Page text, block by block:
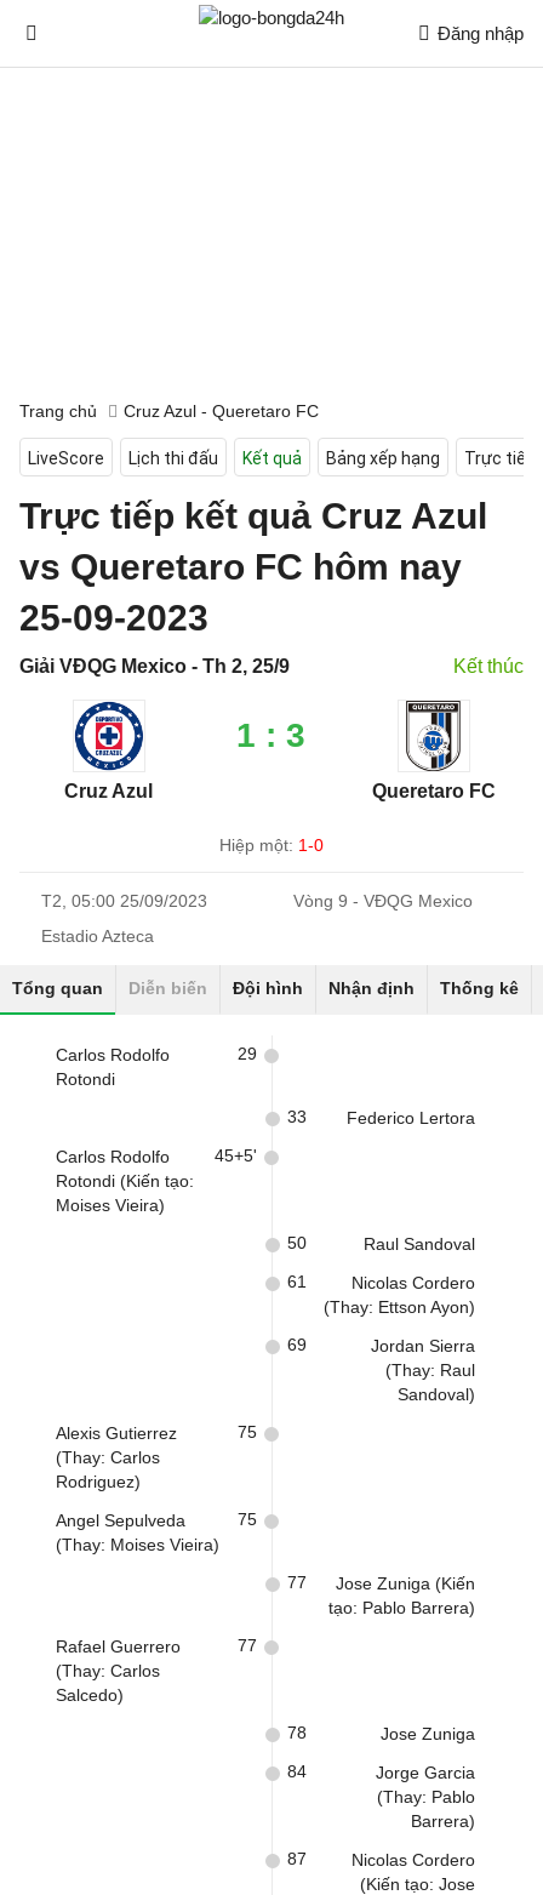
Đăng nhập
Trang chủ Cruz Azul - Queretaro FC
LiveScore Lịch thi đấu Kết quả Bảng xếp hạng Trực tiếp
Trực tiếp kết quả Cruz Azul
vs Queretaro FC hôm nay
25-09-2023
Giải VĐQG Mexico - Th 2, 25/9 Kết thúc
Cruz Azul
1 : 3
Queretaro FC
Hiệp một: 1-0
T2, 05:00 25/09/2023
Vòng 9 - VĐQG Mexico
Estadio Azteca
Tổng quan Diễn biến Đội hình Nhận định Thống kê
Carlos Rodolfo
Rotondi
29
Federico Lertora
33
Carlos Rodolfo
Rotondi (Kiến tạo:
Moises Vieira)
45+5'
Raul Sandoval
50
Nicolas Cordero
(Thay: Ettson Ayon)
61
Jordan Sierra
(Thay: Raul
Sandoval)
69
Alexis Gutierrez
(Thay: Carlos
Rodriguez)
75
Angel Sepulveda
(Thay: Moises Vieira)
75
Jose Zuniga (Kiến
tạo: Pablo Barrera)
77
Rafael Guerrero
(Thay: Carlos
Salcedo)
77
Jose Zuniga
78
Jorge Garcia
(Thay: Pablo
Barrera)
84
Nicolas Cordero
(Kiến tạo: Jose
87